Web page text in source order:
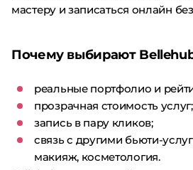
мастеру и записаться онлайн
Почему выбирают
реальные портфолио и
прозрачная стоимость услуг;
запись в пару кликов;
связь с другими бьюти-
макияж, косметология.